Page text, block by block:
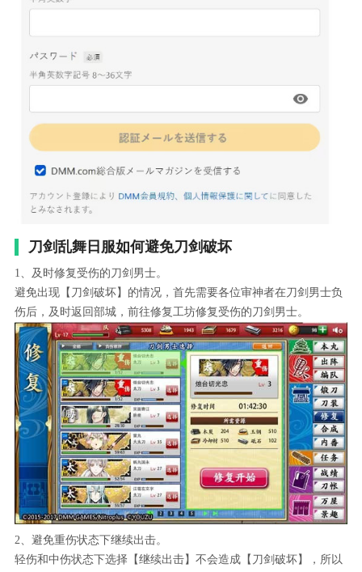
刀剑乱舞日服如何避免刀剑破坏
1、及时修复受伤的刀剑男士。
避免出现【刀剑破坏】的情况，首先需要各位审神者在刀剑男士负
伤后，及时返回部城，前往修复工坊修复受伤的刀剑男士。
2、避免重伤状态下继续出击。
轻伤和中伤状态下选择【继续出击】不会造成【刀剑破坏】，所以